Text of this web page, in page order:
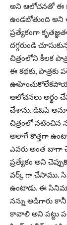
అని ఆలోచనతో ఈ
ఉండబోతుంది అని
ప్రత్యేకంగా
దగ్గరుండి
చిత్రంలోని కీలక
ఈ కథకు, పాత్రకు
ఆలోచనలు అర్థం
చేశాను. డిఓపి
చిత్రంలో నటించిన
అలాగే కొత్తగా
ఎవరు అంత బాగా
ప్రత్యేకం అని
వర్క్ గా చేసాము.
ఉంటాడు. ఈ
నన్ను అడిగారు
కావాలి అని పట్టు